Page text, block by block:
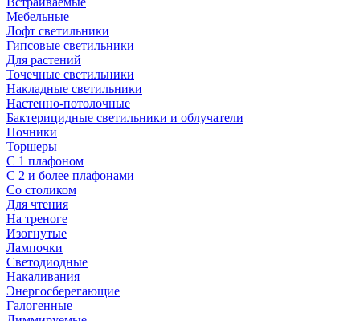
Мебельные
Лофт светильники
Гипсовые светильники
Для растений
Точечные светильники
Накладные светильники
Настенно-потолочные
Бактерицидные светильники и облучатели
Ночники
Торшеры
С 1 плафоном
С 2 и более плафонами
Со столиком
Для чтения
На треноге
Изогнутые
Лампочки
Светодиодные
Накаливания
Энергосберегающие
Галогенные